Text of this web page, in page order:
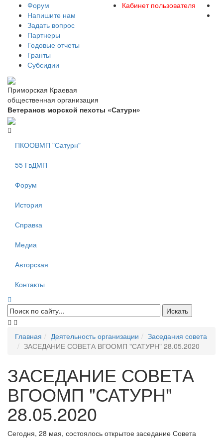
Форум
Напишите нам
Задать вопрос
Партнеры
Годовые отчеты
Гранты
Субсидии
Кабинет пользователя
Приморская Краевая
общественная организация
Ветеранов морской пехоты «Сатурн»
ПКООВМП "Сатурн"
55 ГвДМП
Форум
История
Справка
Медиа
Авторская
Контакты
Главная Деятельность организации
Заседания совета
ЗАСЕДАНИЕ СОВЕТА ВГООМП "САТУРН" 28.05.2020
ЗАСЕДАНИЕ СОВЕТА
ВГООМП "САТУРН"
28.05.2020
Сегодня, 28 мая, состоялось открытое заседание Совета